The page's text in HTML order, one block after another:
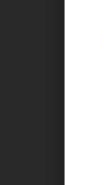
Seit